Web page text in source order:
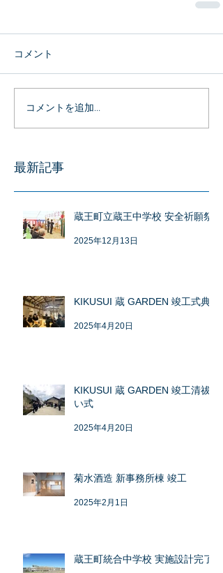
コメント
コメントを追加…
最新記事
蔵王町立蔵王中学校 安全祈願祭
2025年12月13日
KIKUSUI 蔵 GARDEN 竣工式典
2025年4月20日
KIKUSUI 蔵 GARDEN 竣工清祓
い式
2025年4月20日
菊水酒造 新事務所棟 竣工
2025年2月1日
蔵王町統合中学校 実施設計完了